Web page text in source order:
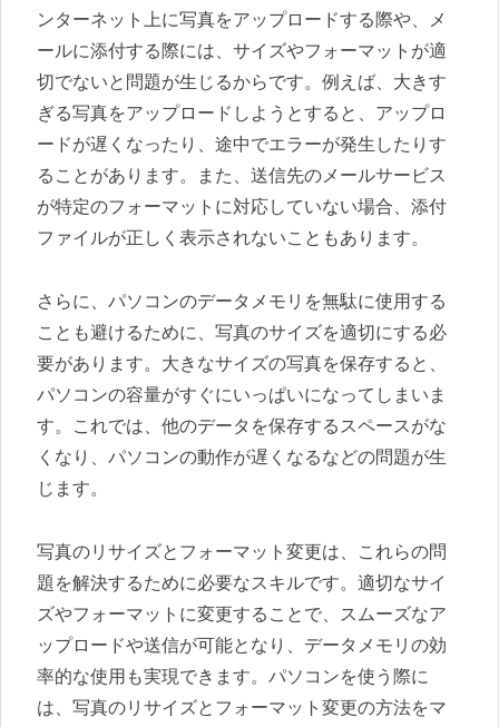
ンターネット上に写真をアップロードする際や、メ
ールに添付する際には、サイズやフォーマットが適
切でないと問題が生じるからです。例えば、大きす
ぎる写真をアップロードしようとすると、アップロ
ードが遅くなったり、途中でエラーが発生したりす
ることがあります。また、送信先のメールサービス
が特定のフォーマットに対応していない場合、添付
ファイルが正しく表示されないこともあります。
さらに、パソコンのデータメモリを無駄に使用する
ことも避けるために、写真のサイズを適切にする必
要があります。大きなサイズの写真を保存すると、
パソコンの容量がすぐにいっぱいになってしまいま
す。これでは、他のデータを保存するスペースがな
くなり、パソコンの動作が遅くなるなどの問題が生
じます。
写真のリサイズとフォーマット変更は、これらの問
題を解決するために必要なスキルです。適切なサイ
ズやフォーマットに変更することで、スムーズなア
ップロードや送信が可能となり、データメモリの効
率的な使用も実現できます。パソコンを使う際に
は、写真のリサイズとフォーマット変更の方法をマ